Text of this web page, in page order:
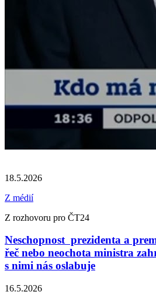
18.5.2026
Z médií
Z rozhovoru pro ČT24
Neschopnost prezidenta a
řeč nebo neochota ministra
s nimi nás oslabuje
16.5.2026